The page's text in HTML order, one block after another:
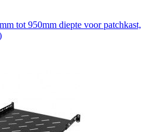
tot 950mm diepte voor patchkast,